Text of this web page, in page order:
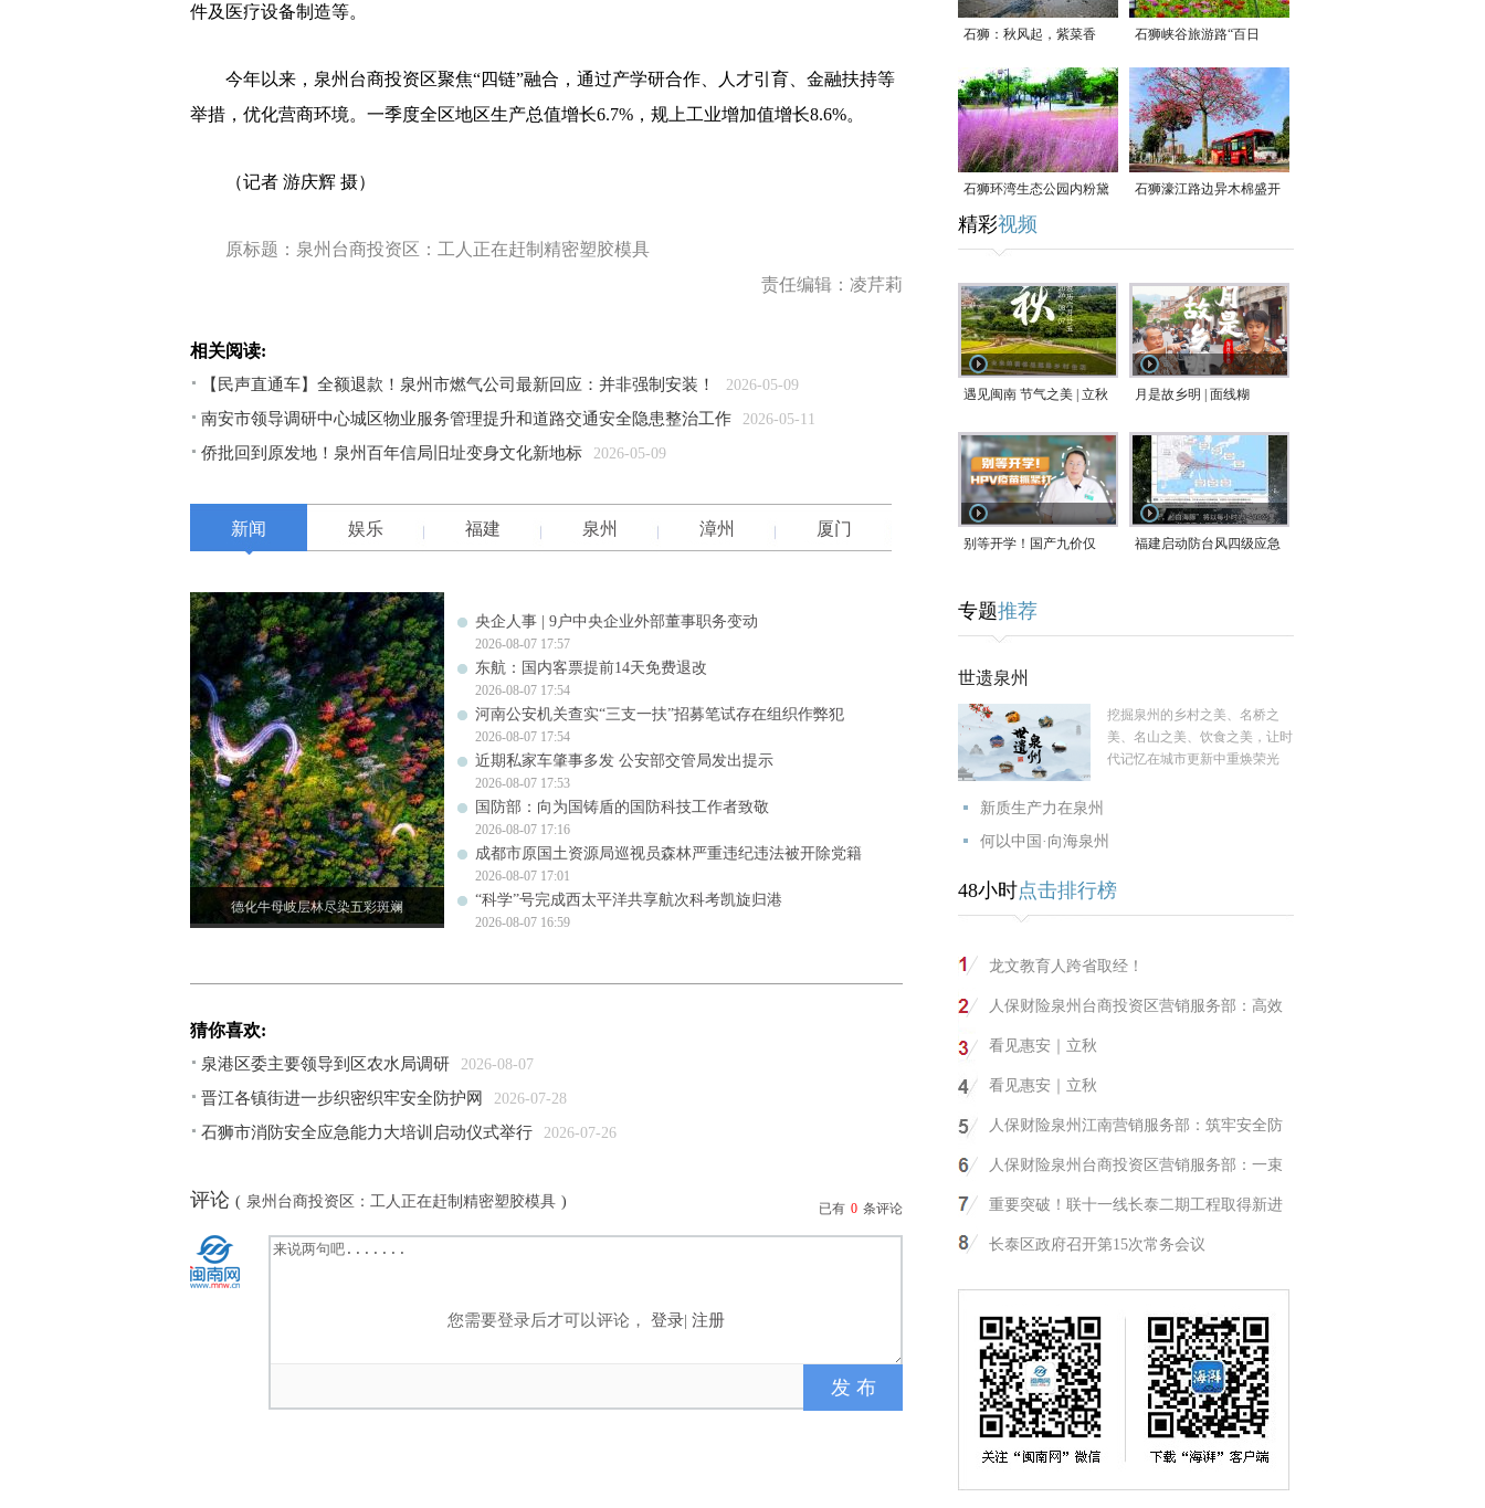
件及医疗设备制造等。
今年以来，泉州台商投资区聚焦“四链”融合，通过产学研合作、人才引育、金融扶持等
举措，优化营商环境。一季度全区地区生产总值增长6.7%，规上工业增加值增长8.6%。
（记者 游庆辉 摄）
原标题：泉州台商投资区：工人正在赶制精密塑胶模具
责任编辑：凌芹莉
相关阅读:
【民声直通车】全额退款！泉州市燃气公司最新回应：并非强制安装！ 2026-05-09
南安市领导调研中心城区物业服务管理提升和道路交通安全隐患整治工作 2026-05-11
侨批回到原发地！泉州百年信局旧址变身文化新地标 2026-05-09
新闻 娱乐 福建 泉州 漳州 厦门
德化牛母岐层林尽染五彩斑斓
央企人事 | 9户中央企业外部董事职务变动
2026-08-07 17:57
东航：国内客票提前14天免费退改
2026-08-07 17:54
河南公安机关查实“三支一扶”招募笔试存在组织作弊犯
2026-08-07 17:54
近期私家车肇事多发 公安部交管局发出提示
2026-08-07 17:53
国防部：向为国铸盾的国防科技工作者致敬
2026-08-07 17:16
成都市原国土资源局巡视员森林严重违纪违法被开除党籍
2026-08-07 17:01
“科学”号完成西太平洋共享航次科考凯旋归港
2026-08-07 16:59
猜你喜欢:
泉港区委主要领导到区农水局调研 2026-08-07
晋江各镇街进一步织密织牢安全防护网 2026-07-28
石狮市消防安全应急能力大培训启动仪式举行 2026-07-26
评论 ( 泉州台商投资区：工人正在赶制精密塑胶模具 ) 已有 0 条评论
您需要登录后才可以评论， 登录| 注册
石狮：秋风起，紫菜香 石狮峡谷旅游路“百日
草”争相斗艳
石狮环湾生态公园内粉黛
乱子草盛放
石狮濠江路边异木棉盛开
精彩视频
遇见闽南 节气之美 | 立秋 月是故乡明 | 面线糊
别等开学！国产九价仅
紧打
福建启动防台风四级应急
专题推荐
世遗泉州
挖掘泉州的乡村之美、名桥之
美、名山之美、饮食之美，让时
代记忆在城市更新中重焕荣光
新质生产力在泉州
何以中国·向海泉州
48小时点击排行榜
龙文教育人跨省取经！
人保财险泉州台商投资区营销服务部：高效
看见惠安｜立秋
看见惠安｜立秋
人保财险泉州江南营销服务部：筑牢安全防
人保财险泉州台商投资区营销服务部：一束
重要突破！联十一线长泰二期工程取得新进
长泰区政府召开第15次常务会议